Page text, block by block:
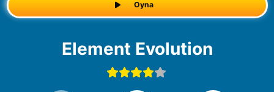
Oyna
Element Evolution